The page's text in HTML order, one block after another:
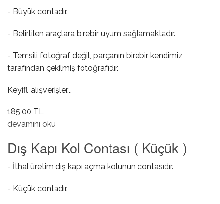
- Büyük contadır.
- Belirtilen araçlara birebir uyum sağlamaktadır.
- Temsili fotoğraf değil, parçanın birebir kendimiz
tarafından çekilmiş fotoğrafıdır.
Keyifli alışverişler...
185,00 TL
Dış Kapı Kol Contası ( Büyük ) hakkında
devamını oku
Dış Kapı Kol Contası ( Küçük )
- İthal üretim dış kapı açma kolunun contasıdır.
- Küçük contadır.